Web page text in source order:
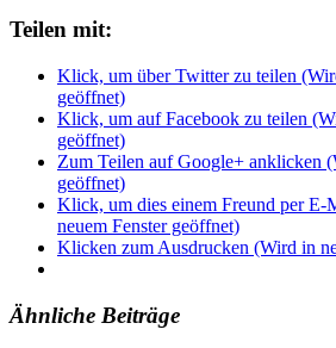
Teilen mit:
Klick, um über Twitter zu teilen
geöffnet)
Klick, um auf Facebook zu teilen
geöffnet)
Zum Teilen auf Google+ anklicken
geöffnet)
Klick, um dies einem Freund per E-
neuem Fenster geöffnet)
Klicken zum Ausdrucken (Wird in
Ähnliche Beiträge